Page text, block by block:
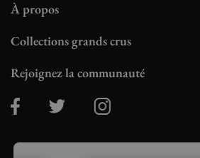
À propos
Collections grands crus
Rejoignez la communauté